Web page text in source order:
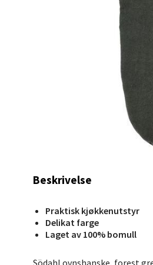
Beskrivelse
Praktisk kjøkkenutstyr
Delikat farge
Laget av 100% bomull
Södahl ovnshanske, forest